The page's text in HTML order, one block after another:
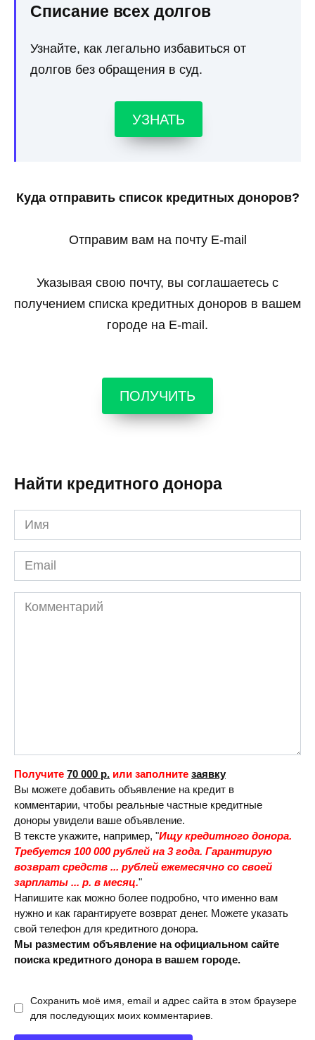
Списание всех долгов
Узнайте, как легально избавиться от
долгов без обращения в суд.
УЗНАТЬ
Куда отправить список кредитных доноров?
Отправим вам на почту E-mail
Указывая свою почту, вы соглашаетесь с
получением списка кредитных доноров в вашем
городе на E-mail.
ПОЛУЧИТЬ
Найти кредитного донора
Имя
*
Email
*
Комментарий
Получите 70 000 р. или заполните заявку
Вы можете добавить объявление на кредит в
комментарии, чтобы реальные частные кредитные
доноры увидели ваше объявление.
В тексте укажите, например, "Ищу кредитного донора.
Требуется 100 000 рублей на 3 года. Гарантирую
возврат средств ... рублей ежемесячно со своей
зарплаты ... р. в месяц."
Напишите как можно более подробно, что именно вам
нужно и как гарантируете возврат денег. Можете указать
свой телефон для кредитного донора.
Мы разместим объявление на официальном сайте
поиска кредитного донора в вашем городе.
Сохранить моё имя, email и адрес сайта в этом браузере
для последующих моих комментариев.